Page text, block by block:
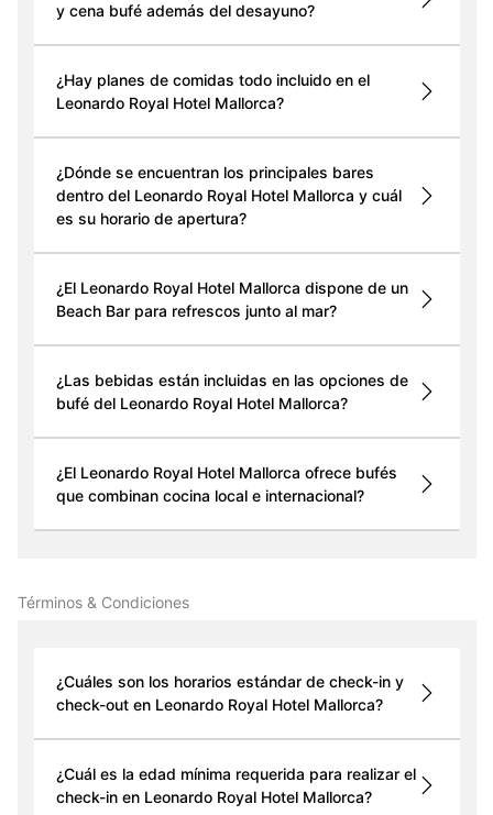
y cena bufé además del desayuno?
¿Hay planes de comidas todo incluido en el
Leonardo Royal Hotel Mallorca?
¿Dónde se encuentran los principales bares
dentro del Leonardo Royal Hotel Mallorca y cuál
es su horario de apertura?
¿El Leonardo Royal Hotel Mallorca dispone de un
Beach Bar para refrescos junto al mar?
¿Las bebidas están incluidas en las opciones de
bufé del Leonardo Royal Hotel Mallorca?
¿El Leonardo Royal Hotel Mallorca ofrece bufés
que combinan cocina local e internacional?
Términos & Condiciones
¿Cuáles son los horarios estándar de check-in y
check-out en Leonardo Royal Hotel Mallorca?
¿Cuál es la edad mínima requerida para realizar el
check-in en Leonardo Royal Hotel Mallorca?